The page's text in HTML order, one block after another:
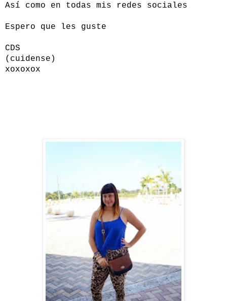
Así como en todas mis redes sociales
Espero que les guste
CDS
(cuidense)
xoxoxox